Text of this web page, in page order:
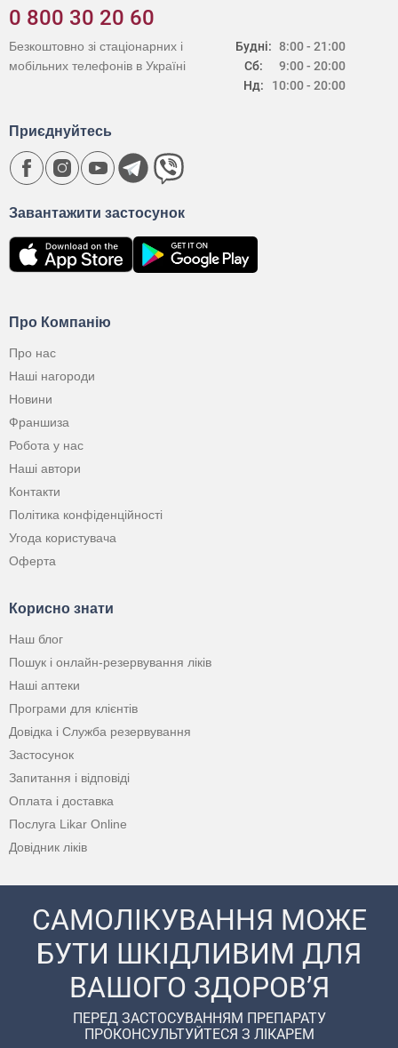
0 800 30 20 60
Будні:
Сб:
Нд:
8:00 - 21:00
9:00 - 20:00
10:00 - 20:00
Безкоштовно зі стаціонарних і
мобільних телефонів в Україні
Про Компанію
Про нас
Наші нагороди
Новини
Франшиза
Робота у нас
Наші автори
Контакти
Політика конфіденційності
Угода користувача
Оферта
Корисно знати
Наш блог
Пошук і онлайн-резервування ліків
Наші аптеки
Програми для клієнтів
Довідка і Служба резервування
Застосунок
Запитання і відповіді
Оплата і доставка
Послуга Likar Online
Довідник ліків
Завантажити застосунок
Приєднуйтесь
САМОЛІКУВАННЯ МОЖЕ
БУТИ ШКІДЛИВИМ ДЛЯ
ВАШОГО ЗДОРОВ’Я
ПЕРЕД ЗАСТОСУВАННЯМ ПРЕПАРАТУ
ПРОКОНСУЛЬТУЙТЕСЯ З ЛІКАРЕМ